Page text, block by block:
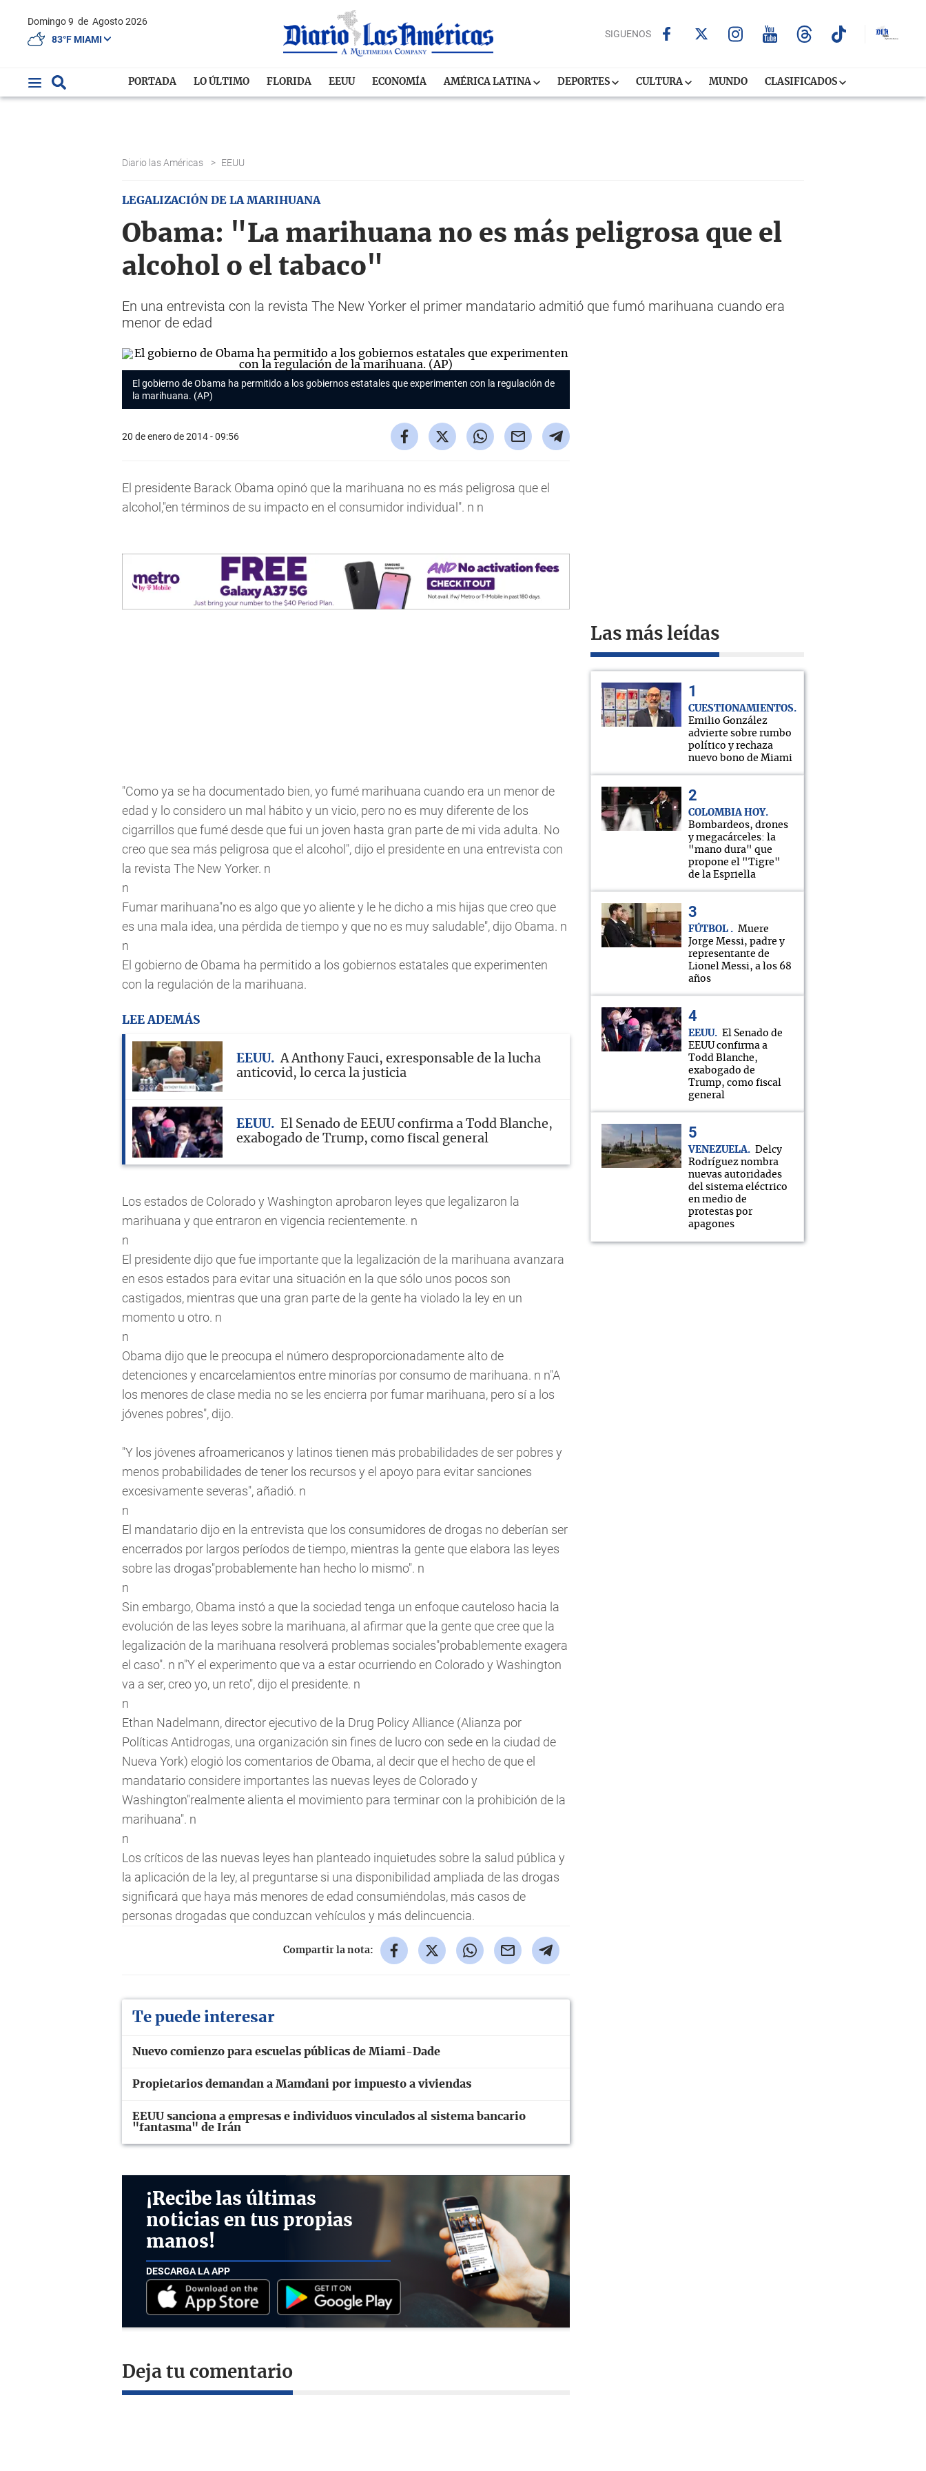
Domingo 9 de Agosto 2026
83°F MIAMI
SIGUENOS
PORTADA LO ÚLTIMO FLORIDA EEUU ECONOMÍA AMÉRICA LATINA DEPORTES CULTURA MUNDO CLASIFICADOS
Diario las Américas > EEUU
LEGALIZACIÓN DE LA MARIHUANA
Obama: "La marihuana no es más peligrosa que el
alcohol o el tabaco"
En una entrevista con la revista The New Yorker el primer mandatario admitió que fumó marihuana cuando era
menor de edad
El gobierno de Obama ha permitido a los gobiernos estatales que experimenten con la regulación de
la marihuana. (AP)
20 de enero de 2014 - 09:56
El presidente Barack Obama opinó que la marihuana no es más peligrosa que el
alcohol,"en términos de su impacto en el consumidor individual". n n
"Como ya se ha documentado bien, yo fumé marihuana cuando era un menor de
edad y lo considero un mal hábito y un vicio, pero no es muy diferente de los
cigarrillos que fumé desde que fui un joven hasta gran parte de mi vida adulta. No
creo que sea más peligrosa que el alcohol", dijo el presidente en una entrevista con
la revista The New Yorker. n
n
Fumar marihuana"no es algo que yo aliente y le he dicho a mis hijas que creo que
es una mala idea, una pérdida de tiempo y que no es muy saludable", dijo Obama. n
n
El gobierno de Obama ha permitido a los gobiernos estatales que experimenten
con la regulación de la marihuana.
LEE ADEMÁS
EEUU
A Anthony Fauci, exresponsable de la lucha
anticovid, lo cerca la justicia
EEUU
El Senado de EEUU confirma a Todd Blanche,
exabogado de Trump, como fiscal general
Los estados de Colorado y Washington aprobaron leyes que legalizaron la
marihuana y que entraron en vigencia recientemente. n
n
El presidente dijo que fue importante que la legalización de la marihuana avanzara
en esos estados para evitar una situación en la que sólo unos pocos son
castigados, mientras que una gran parte de la gente ha violado la ley en un
momento u otro. n
n
Obama dijo que le preocupa el número desproporcionadamente alto de
detenciones y encarcelamientos entre minorías por consumo de marihuana. n n"A
los menores de clase media no se les encierra por fumar marihuana, pero sí a los
jóvenes pobres", dijo.
"Y los jóvenes afroamericanos y latinos tienen más probabilidades de ser pobres y
menos probabilidades de tener los recursos y el apoyo para evitar sanciones
excesivamente severas", añadió. n
n
El mandatario dijo en la entrevista que los consumidores de drogas no deberían ser
encerrados por largos períodos de tiempo, mientras la gente que elabora las leyes
sobre las drogas"probablemente han hecho lo mismo". n
n
Sin embargo, Obama instó a que la sociedad tenga un enfoque cauteloso hacia la
evolución de las leyes sobre la marihuana, al afirmar que la gente que cree que la
legalización de la marihuana resolverá problemas sociales"probablemente exagera
el caso". n n"Y el experimento que va a estar ocurriendo en Colorado y Washington
va a ser, creo yo, un reto", dijo el presidente. n
n
Ethan Nadelmann, director ejecutivo de la Drug Policy Alliance (Alianza por
Políticas Antidrogas, una organización sin fines de lucro con sede en la ciudad de
Nueva York) elogió los comentarios de Obama, al decir que el hecho de que el
mandatario considere importantes las nuevas leyes de Colorado y
Washington"realmente alienta el movimiento para terminar con la prohibición de la
marihuana". n
n
Los críticos de las nuevas leyes han planteado inquietudes sobre la salud pública y
la aplicación de la ley, al preguntarse si una disponibilidad ampliada de las drogas
significará que haya más menores de edad consumiéndolas, más casos de
personas drogadas que conduzcan vehículos y más delincuencia.
Compartir la nota:
Te puede interesar
Nuevo comienzo para escuelas públicas de Miami-Dade
Propietarios demandan a Mamdani por impuesto a viviendas
EEUU sanciona a empresas e individuos vinculados al sistema bancario
"fantasma" de Irán
¡Recibe las últimas
noticias en tus propias
manos!
DESCARGA LA APP
Deja tu comentario
Las más leídas
CUESTIONAMIENTOS
Emilio González
advierte sobre rumbo
político y rechaza
nuevo bono de Miami
COLOMBIA HOY
Bombardeos, drones
y megacárceles: la
"mano dura" que
propone el "Tigre"
de la Espriella
FÚTBOL
Muere
Jorge Messi, padre y
representante de
Lionel Messi, a los 68
años
EEUU
El Senado de
EEUU confirma a
Todd Blanche,
exabogado de
Trump, como fiscal
general
VENEZUELA
Delcy
Rodríguez nombra
nuevas autoridades
del sistema eléctrico
en medio de
protestas por
apagones